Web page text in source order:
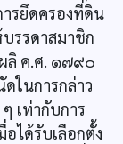
รยึดครองที่ดิน
บรรดาสมาชิก
ลิ ค.ศ. ๑๗๙๐
ในการกล่าว
เท่ากับการ
อได้รับเลือกตั้ง